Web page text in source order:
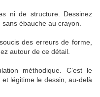
ni de structure. Dessinez
ébauche au crayon.
des erreurs de forme,
autour de ce détail.
méthodique. C’est le
légitime le dessin, au-delà